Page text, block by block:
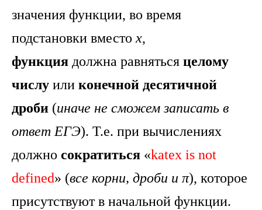
значения функции, во время
подстановки вместо х,
функция должна равняться целому
числу или конечной десятичной
дроби (иначе не сможем записать в
ответ ЕГЭ). Т.е. при вычислениях
должно сократиться «katex is not
defined» (все корни, дроби и π), которое
присутствуют в начальной функции.